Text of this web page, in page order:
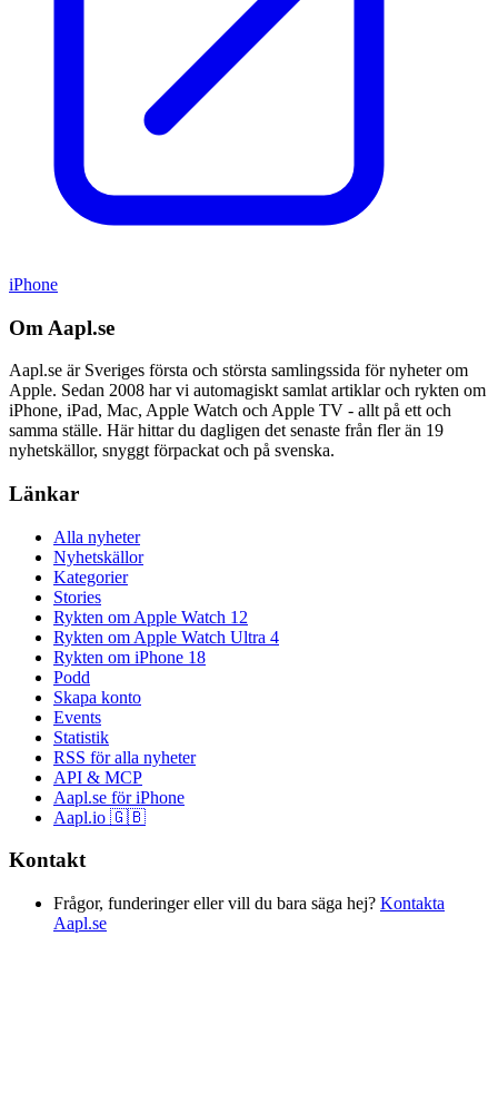
iPhone
Om Aapl.se
Aapl.se är Sveriges första och största samlingssida för nyheter om
Apple. Sedan 2008 har vi automagiskt samlat artiklar och rykten om
iPhone, iPad, Mac, Apple Watch och Apple TV - allt på ett och
samma ställe. Här hittar du dagligen det senaste från fler än 19
nyhetskällor, snyggt förpackat och på svenska.
Länkar
Alla nyheter
Nyhetskällor
Kategorier
Stories
Rykten om Apple Watch 12
Rykten om Apple Watch Ultra 4
Rykten om iPhone 18
Podd
Skapa konto
Events
Statistik
RSS för alla nyheter
API & MCP
Aapl.se för iPhone
Aapl.io 🇬🇧
Kontakt
Frågor, funderinger eller vill du bara säga hej? Kontakta
Aapl.se